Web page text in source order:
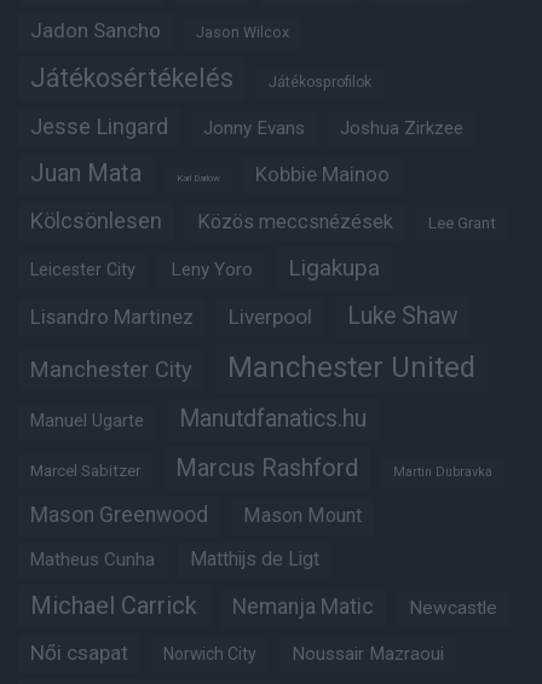
Jadon Sancho Jason Wilcox
Játékosértékelés Játékosprofilok
Jesse Lingard Jonny Evans Joshua Zirkzee
Juan Mata Karl Darlow Kobbie Mainoo
Kölcsönlesen Közös meccsnézések Lee Grant
Leicester City Leny Yoro Ligakupa
Lisandro Martinez Liverpool Luke Shaw
Manchester City Manchester United
Manuel Ugarte Manutdfanatics.hu
Marcel Sabitzer Marcus Rashford Martin Dubravka
Mason Greenwood Mason Mount
Matheus Cunha Matthijs de Ligt
Michael Carrick Nemanja Matic Newcastle
Női csapat Norwich City Noussair Mazraoui